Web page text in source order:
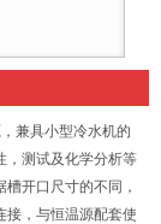
兼具小型冷水机的
，测试及化学分析等
开口尺寸的不同，
接，与恒温源配套使